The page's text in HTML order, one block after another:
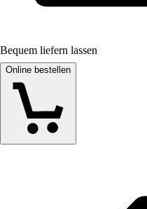
Bequem liefern lassen
Online bestellen